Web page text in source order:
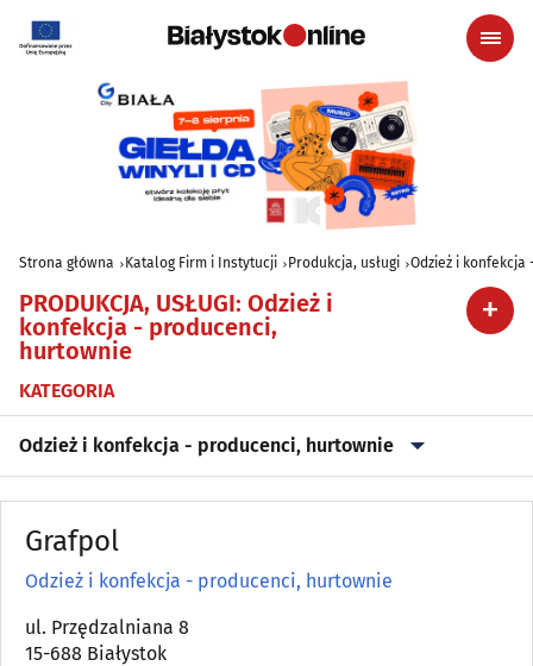
Strona główna Katalog Firm i Instytucji Produkcja, usługi Odzież i
PRODUKCJA, USŁUGI: Odzież i
konfekcja - producenci,
hurtownie
KATEGORIA
Odzież i konfekcja - producenci, hurtownie
Archiwizacja dokumentów(3)
Automatyka przemysłowa
Grafpol
Odzież i konfekcja - producenci, hurtownie
ul. Przędzalniana 8
15-688 Białystok